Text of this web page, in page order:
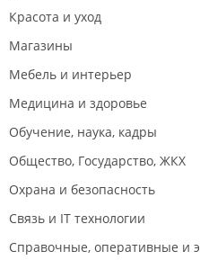
Красота и уход
Магазины
Мебель и интерьер
Медицина и здоровье
Обучение, наука, кадры
Общество, Государство, ЖКХ
Охрана и безопасность
Связь и IT технологии
Справочные, оперативные и